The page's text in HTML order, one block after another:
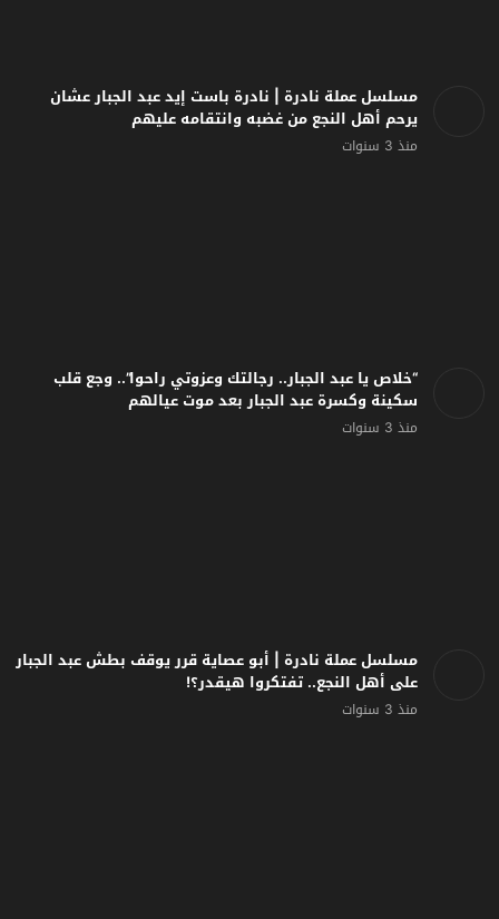
مسلسل عملة نادرة | نادرة باست إيد عبد الجبار عشان
يرحم أهل النجع من غضبه وانتقامه عليهم
منذ 3 سنوات
“خلاص يا عبد الجبار.. رجالتك وعزوتي راحوا”.. وجع قلب
سكينة وكسرة عبد الجبار بعد موت عيالهم
منذ 3 سنوات
مسلسل عملة نادرة | أبو عصاية قرر يوقف بطش عبد الجبار
على أهل النجع.. تفتكروا هيقدر؟!
منذ 3 سنوات